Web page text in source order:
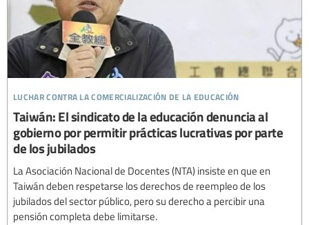
luchar contra la comercialización de la educación
Taiwán: El sindicato de la educación denuncia al
gobierno por permitir prácticas lucrativas por parte
de los jubilados
La Asociación Nacional de Docentes (NTA) insiste en que en
Taiwán deben respetarse los derechos de reempleo de los
jubilados del sector público, pero su derecho a percibir una
pensión completa debe limitarse.